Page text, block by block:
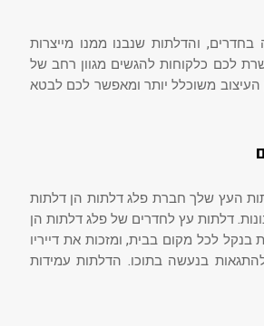
והדלתות שנבנו ממנו מייצרות
לכם כלקוחות להגשים מגוון רחב של
משוכלל יותר ומאפשר לכם לבטא
העץ שלך חברת פלג דלתות הן דלתות
דלתות עץ לחדרים של פלג דלתות הן
בנקל לכל מקום בבית, ומזכות את דייריו
בנעשה בתוכו. הדלתות עמידות